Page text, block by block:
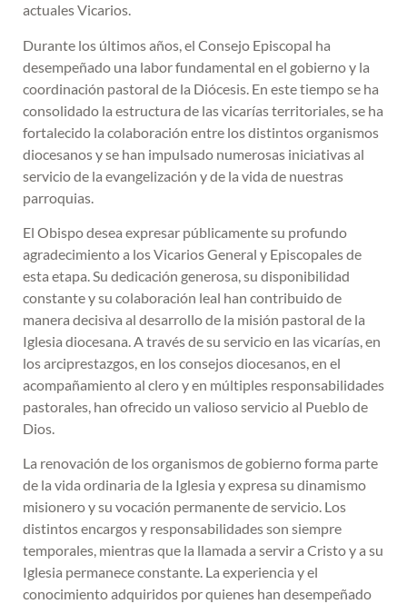
actuales Vicarios.
Durante los últimos años, el Consejo Episcopal ha
desempeñado una labor fundamental en el gobierno y la
coordinación pastoral de la Diócesis. En este tiempo se ha
consolidado la estructura de las vicarías territoriales, se ha
fortalecido la colaboración entre los distintos organismos
diocesanos y se han impulsado numerosas iniciativas al
servicio de la evangelización y de la vida de nuestras
parroquias.
El Obispo desea expresar públicamente su profundo
agradecimiento a los Vicarios General y Episcopales de
esta etapa. Su dedicación generosa, su disponibilidad
constante y su colaboración leal han contribuido de
manera decisiva al desarrollo de la misión pastoral de la
Iglesia diocesana. A través de su servicio en las vicarías, en
los arciprestazgos, en los consejos diocesanos, en el
acompañamiento al clero y en múltiples responsabilidades
pastorales, han ofrecido un valioso servicio al Pueblo de
Dios.
La renovación de los organismos de gobierno forma parte
de la vida ordinaria de la Iglesia y expresa su dinamismo
misionero y su vocación permanente de servicio. Los
distintos encargos y responsabilidades son siempre
temporales, mientras que la llamada a servir a Cristo y a su
Iglesia permanece constante. La experiencia y el
conocimiento adquiridos por quienes han desempeñado